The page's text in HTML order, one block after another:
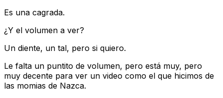
Es una cagrada.
¿Y el volumen a ver?
Un diente, un tal, pero si quiero.
Le falta un puntito de volumen, pero está muy, pero
muy decente para ver un video como el que hicimos de
las momias de Nazca.